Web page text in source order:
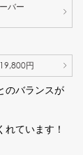
バー
円
のバランスが
ています！